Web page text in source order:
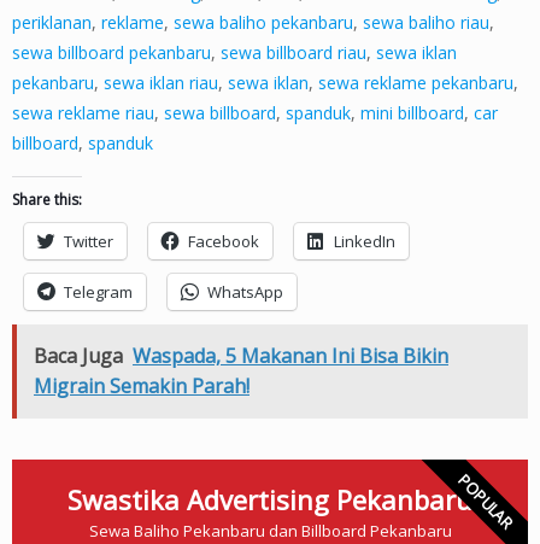
periklanan, reklame, sewa baliho pekanbaru, sewa baliho riau,
sewa billboard pekanbaru, sewa billboard riau, sewa iklan
pekanbaru, sewa iklan riau, sewa iklan, sewa reklame pekanbaru,
sewa reklame riau, sewa billboard, spanduk, mini billboard, car
billboard, spanduk
Share this:
Twitter Facebook LinkedIn
Telegram WhatsApp
Baca Juga Waspada, 5 Makanan Ini Bisa Bikin
Migrain Semakin Parah!
Swastika Advertising Pekanbaru
Sewa Baliho Pekanbaru dan Billboard PekanbaruPOPULAR